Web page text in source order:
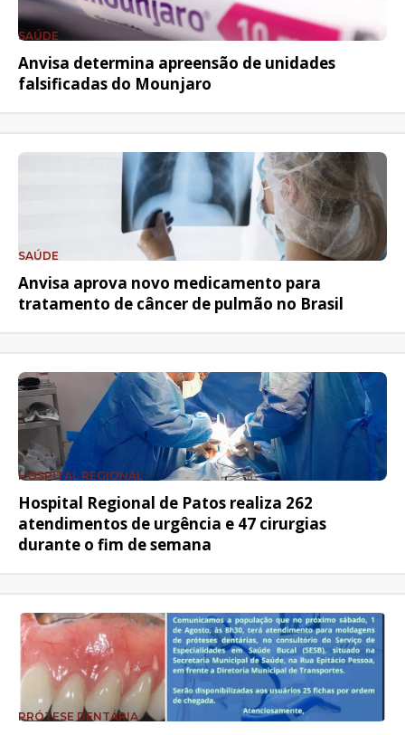
SAÚDE
Anvisa determina apreensão de unidades
falsificadas do Mounjaro
SAÚDE
Anvisa aprova novo medicamento para
tratamento de câncer de pulmão no Brasil
HOSPITAL REGIONAL
Hospital Regional de Patos realiza 262
atendimentos de urgência e 47 cirurgias
durante o fim de semana
PRÓTESE DENTÁRIA